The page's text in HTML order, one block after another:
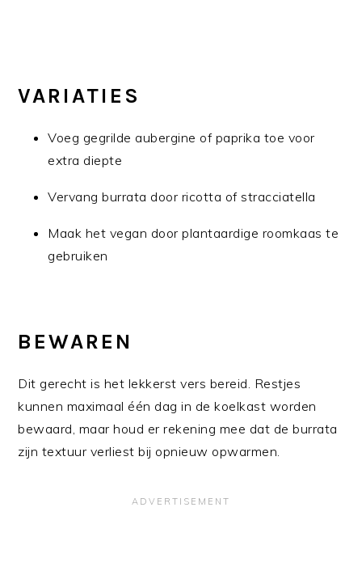
VARIATIES
Voeg gegrilde aubergine of paprika toe voor
extra diepte
Vervang burrata door ricotta of stracciatella
Maak het vegan door plantaardige roomkaas te
gebruiken
BEWAREN
Dit gerecht is het lekkerst vers bereid. Restjes
kunnen maximaal één dag in de koelkast worden
bewaard, maar houd er rekening mee dat de burrata
zijn textuur verliest bij opnieuw opwarmen.